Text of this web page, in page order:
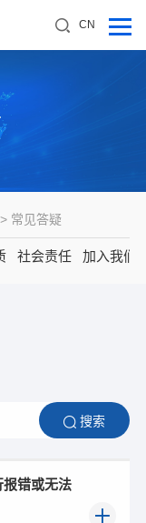
CN
> 常见答疑
社会责任 加入我们
搜索
错或无法